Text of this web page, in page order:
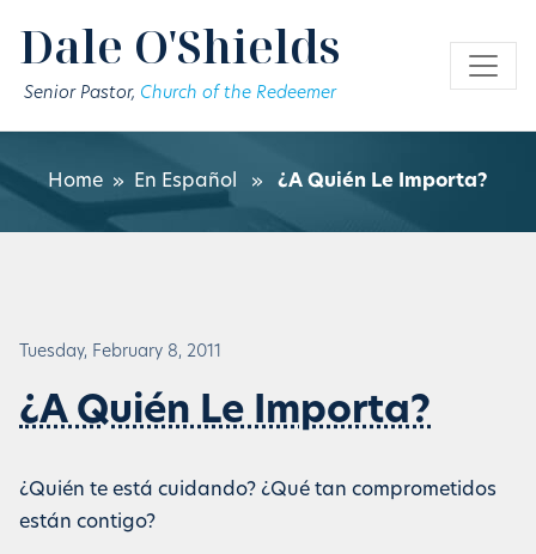
Dale O'Shields
Senior Pastor, Church of the Redeemer
Home » En Español » ¿A Quién Le Importa?
Tuesday, February 8, 2011
¿A Quién Le Importa?
¿Quién te está cuidando? ¿Qué tan comprometidos
están contigo?